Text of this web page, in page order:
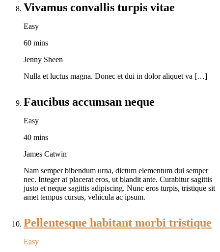
Vivamus convallis turpis vitae
Easy
60 mins
Jenny Sheen
Nulla et luctus magna. Donec et dui in dolor aliquet va […]
Faucibus accumsan neque
Easy
40 mins
James Catwin
Nam semper bibendum urna, dictum elementum dui semper
nec. Integer at placerat eros, ut blandit ante. Curabitur sagittis
justo et neque sagittis adipiscing. Nunc eros turpis, tristique sit
amet tempus cursus, vehicula ac ipsum.
Pellentesque habitant morbi tristique
Easy